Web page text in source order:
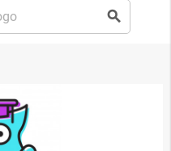
search